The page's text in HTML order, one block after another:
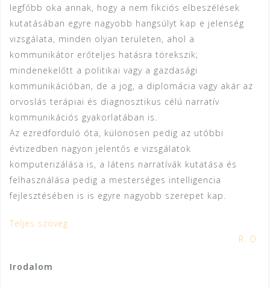
legfőbb oka annak, hogy a nem fikciós elbeszélések
kutatásában egyre nagyobb hangsúlyt kap e jelenség
vizsgálata, minden olyan területen, ahol a
kommunikátor erőteljes hatásra törekszik;
mindenekelőtt a politikai vagy a gazdasági
kommunikációban, de a jog, a diplomácia vagy akár az
orvoslás terápiai és diagnosztikus célú narratív
kommunikációs gyakorlatában is.
Az ezredforduló óta, különösen pedig az utóbbi
évtizedben nagyon jelentős e vizsgálatok
komputerizálása is, a látens narratívák kutatása és
felhasználása pedig a mesterséges intelligencia
fejlesztésében is is egyre nagyobb szerepet kap.
Teljes szöveg
R. O.
Irodalom